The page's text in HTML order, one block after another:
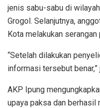
jenis sabu-sabu di
Grogol. Selanjutnya,
Kota melakukan serangan
“Setelah dilakukan
informasi tersebut
AKP Ipung
upaya paksa dan berhasil